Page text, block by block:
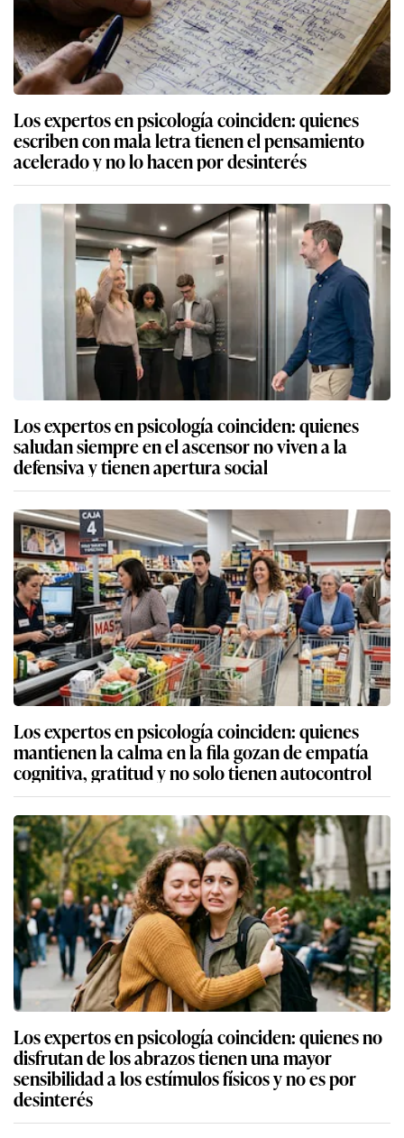
Los expertos en psicología coinciden: quienes
escriben con mala letra tienen el pensamiento
acelerado y no lo hacen por desinterés
Los expertos en psicología coinciden: quienes
saludan siempre en el ascensor no viven a la
defensiva y tienen apertura social
Los expertos en psicología coinciden: quienes
mantienen la calma en la fila gozan de empatía
cognitiva, gratitud y no solo tienen autocontrol
Los expertos en psicología coinciden: quienes no
disfrutan de los abrazos tienen una mayor
sensibilidad a los estímulos físicos y no es por
desinterés